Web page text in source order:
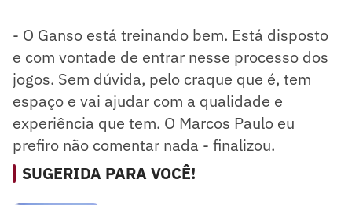
- O Ganso está treinando bem. Está disposto
e com vontade de entrar nesse processo dos
jogos. Sem dúvida, pelo craque que é, tem
espaço e vai ajudar com a qualidade e
experiência que tem. O Marcos Paulo eu
prefiro não comentar nada - finalizou.
SUGERIDA PARA VOCÊ!